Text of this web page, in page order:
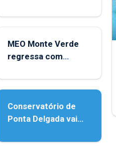
Micaelense
MEO Monte Verde
regressa com
acessibilidade
Conservatório de
Ponta Delgada vai
instrumentos